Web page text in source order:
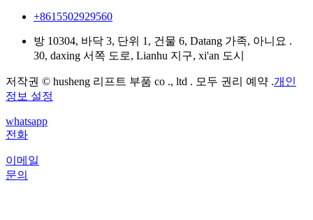
+8615502929560
방 10304, 바닥 3, 단위 1, 건물 6, Datang 가족, 아니요 .
30, daxing 서쪽 도로, Lianhu 지구, xi'an 도시
저작권 © husheng 리프트 부품 co ., ltd . 모두 권리 예약 .개인
정보 설정
whatsapp
전화
이메일
문의